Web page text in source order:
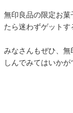
無印良品の限定お
たら迷わずゲットす
みなさんもぜひ、
しんでみてはいか